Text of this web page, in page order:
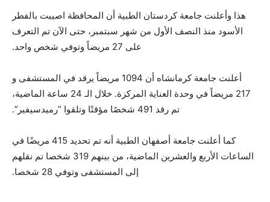
هذا وأعلنت جامعة كردستان الطبية أن المحافظة اصيبت بالفطر
الأسود منذ النصف الأول من شهر سبتمبر، حتى الآن تم التعرف
على 27 مريضاً وتوفي شخص واحد.
أعلنت جامعة كرمانشاه أن 1094 مريضاً يرقد في المستشفى و
217 مريضاً في وحدة العناية المركزة. خلال الـ 24 ساعة الماضية،
تم رقد 491 شخصًا مؤقتًا وتلقوا “رميدسيفير”.
كما أعلنت جامعة أصفهان الطبية أنه تم تحديد 415 مريضًا في
الساعات الأربع والعشرين الماضية، من بينهم 319 شخصا تم نقلهم
إلى المستشفى وتوفي 28 شخصا.